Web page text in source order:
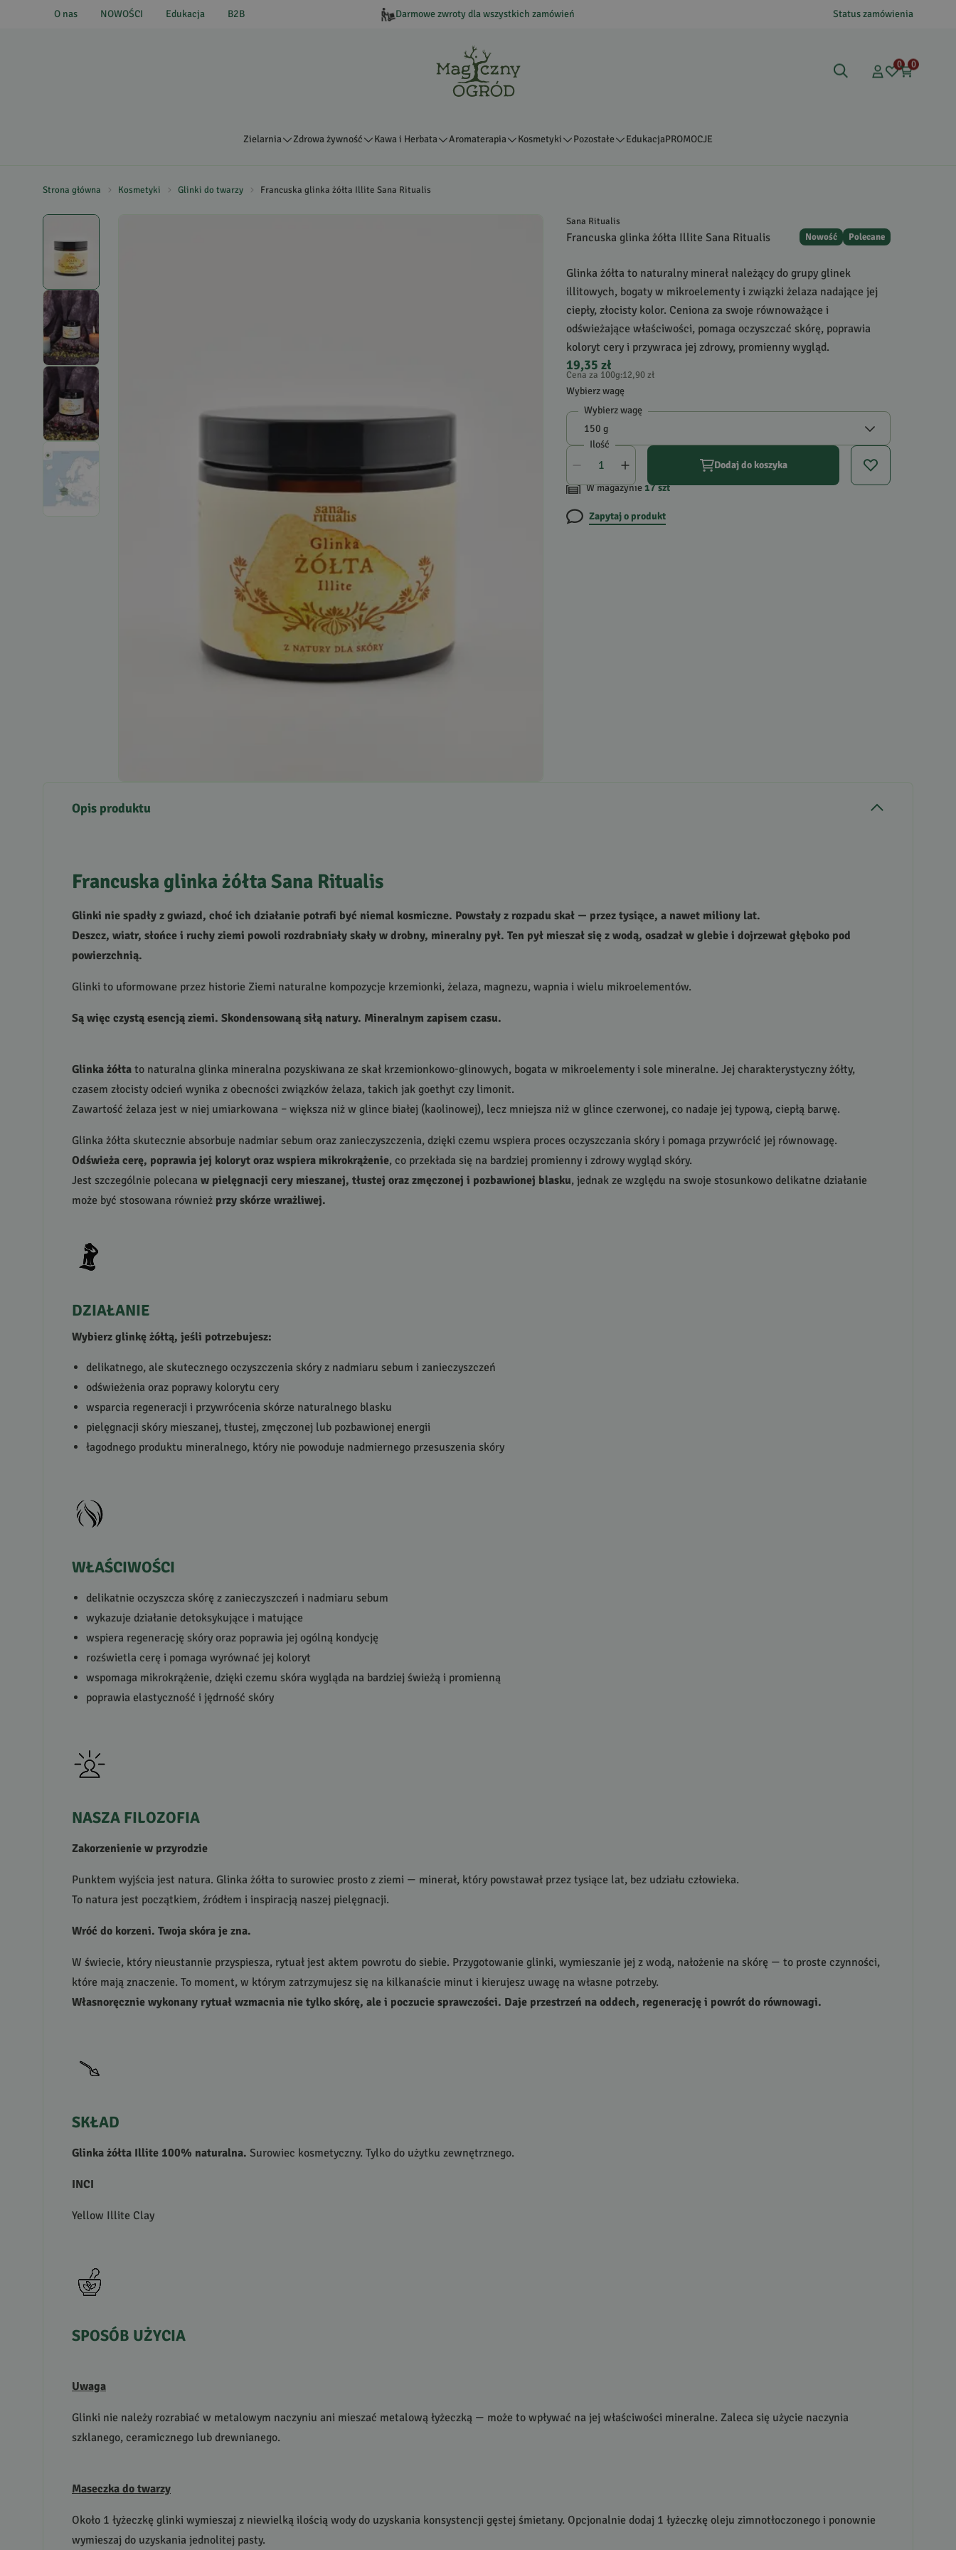
O nas NOWOŚCI Edukacja B2B Darmowe zwroty dla wszystkich zamówień Status zamówienia
0 0
Zielarnia Zdrowa żywność Kawa i Herbata Aromaterapia Kosmetyki Pozostałe EdukacjaPROMOCJE
Strona główna Kosmetyki Glinki do twarzy Francuska glinka żółta Illite Sana Ritualis
Sana Ritualis
Francuska glinka żółta Illite Sana Ritualis Nowość Polecane
Glinka żółta to naturalny minerał należący do grupy glinek
illitowych, bogaty w mikroelementy i związki żelaza nadające jej
ciepły, złocisty kolor. Ceniona za swoje równoważące i
odświeżające właściwości, pomaga oczyszczać skórę, poprawia
koloryt cery i przywraca jej zdrowy, promienny wygląd.
19,35 zł
Cena za 100g:12,90 zł
Wybierz wagę
Wybierz wagę
Ilość
Dodaj do koszyka
W magazynie17szt
Zapytaj o produkt
Opis produktu
Francuska glinka żółta Sana Ritualis
Glinki nie spadły z gwiazd, choć ich działanie potrafi być niemal kosmiczne. Powstały z rozpadu skał — przez tysiące, a nawet miliony lat.
Deszcz, wiatr, słońce i ruchy ziemi powoli rozdrabniały skały w drobny, mineralny pył. Ten pył mieszał się z wodą, osadzał w glebie i dojrzewał głęboko pod
powierzchnią.
Glinki to uformowane przez historie Ziemi naturalne kompozycje krzemionki, żelaza, magnezu, wapnia i wielu mikroelementów.
Są więc czystą esencją ziemi. Skondensowaną siłą natury. Mineralnym zapisem czasu.
Glinka żółta to naturalna glinka mineralna pozyskiwana ze skał krzemionkowo-glinowych, bogata w mikroelementy i sole mineralne. Jej charakterystyczny żółty,
czasem złocisty odcień wynika z obecności związków żelaza, takich jak goethyt czy limonit.
Zawartość żelaza jest w niej umiarkowana – większa niż w glince białej (kaolinowej), lecz mniejsza niż w glince czerwonej, co nadaje jej typową, ciepłą barwę.
Glinka żółta skutecznie absorbuje nadmiar sebum oraz zanieczyszczenia, dzięki czemu wspiera proces oczyszczania skóry i pomaga przywrócić jej równowagę.
Odświeża cerę, poprawia jej koloryt oraz wspiera mikrokrążenie, co przekłada się na bardziej promienny i zdrowy wygląd skóry.
Jest szczególnie polecana w pielęgnacji cery mieszanej, tłustej oraz zmęczonej i pozbawionej blasku, jednak ze względu na swoje stosunkowo delikatne działanie
może być stosowana również przy skórze wrażliwej.
DZIAŁANIE
Wybierz glinkę żółtą, jeśli potrzebujesz:
delikatnego, ale skutecznego oczyszczenia skóry z nadmiaru sebum i zanieczyszczeń
odświeżenia oraz poprawy kolorytu cery
wsparcia regeneracji i przywrócenia skórze naturalnego blasku
pielęgnacji skóry mieszanej, tłustej, zmęczonej lub pozbawionej energii
łagodnego produktu mineralnego, który nie powoduje nadmiernego przesuszenia skóry
WŁAŚCIWOŚCI
delikatnie oczyszcza skórę z zanieczyszczeń i nadmiaru sebum
wykazuje działanie detoksykujące i matujące
wspiera regenerację skóry oraz poprawia jej ogólną kondycję
rozświetla cerę i pomaga wyrównać jej koloryt
wspomaga mikrokrążenie, dzięki czemu skóra wygląda na bardziej świeżą i promienną
poprawia elastyczność i jędrność skóry
NASZA FILOZOFIA
Zakorzenienie w przyrodzie
Punktem wyjścia jest natura. Glinka żółta to surowiec prosto z ziemi — minerał, który powstawał przez tysiące lat, bez udziału człowieka.
To natura jest początkiem, źródłem i inspiracją naszej pielęgnacji.
Wróć do korzeni. Twoja skóra je zna.
W świecie, który nieustannie przyspiesza, rytuał jest aktem powrotu do siebie. Przygotowanie glinki, wymieszanie jej z wodą, nałożenie na skórę — to proste czynności,
które mają znaczenie. To moment, w którym zatrzymujesz się na kilkanaście minut i kierujesz uwagę na własne potrzeby.
Własnoręcznie wykonany rytuał wzmacnia nie tylko skórę, ale i poczucie sprawczości. Daje przestrzeń na oddech, regenerację i powrót do równowagi.
SKŁAD
Glinka żółta Illite 100% naturalna. Surowiec kosmetyczny. Tylko do użytku zewnętrznego.
INCI
Yellow Illite Clay
SPOSÓB UŻYCIA
Uwaga
Glinki nie należy rozrabiać w metalowym naczyniu ani mieszać metalową łyżeczką — może to wpływać na jej właściwości mineralne. Zaleca się użycie naczynia
szklanego, ceramicznego lub drewnianego.
Maseczka do twarzy
Około 1 łyżeczkę glinki wymieszaj z niewielką ilością wody do uzyskania konsystencji gęstej śmietany. Opcjonalnie dodaj 1 łyżeczkę oleju zimnotłoczonego i ponownie
wymieszaj do uzyskania jednolitej pasty.